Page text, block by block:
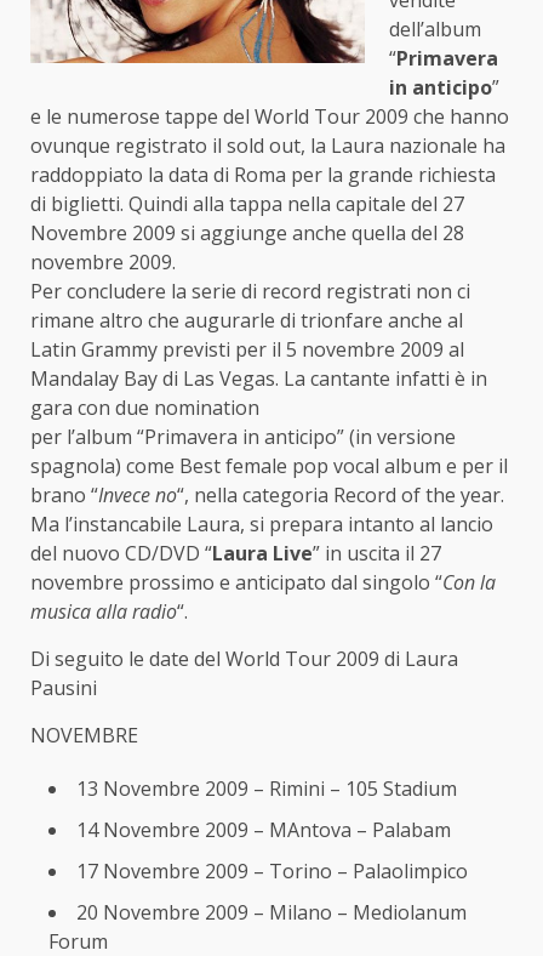
dell’album
“Primavera
in anticipo”
e le numerose tappe del World Tour 2009 che hanno
ovunque registrato il sold out, la Laura nazionale ha
raddoppiato la data di Roma per la grande richiesta
di biglietti. Quindi alla tappa nella capitale del 27
Novembre 2009 si aggiunge anche quella del 28
novembre 2009.
Per concludere la serie di record registrati non ci
rimane altro che augurarle di trionfare anche al
Latin Grammy previsti per il 5 novembre 2009 al
Mandalay Bay di Las Vegas. La cantante infatti è in
gara con due nomination
per l’album “Primavera in anticipo” (in versione
spagnola) come Best female pop vocal album e per il
brano “Invece no“, nella categoria Record of the year.
Ma l’instancabile Laura, si prepara intanto al lancio
del nuovo CD/DVD “Laura Live” in uscita il 27
novembre prossimo e anticipato dal singolo “Con la
musica alla radio“.
Di seguito le date del World Tour 2009 di Laura
Pausini
NOVEMBRE
13 Novembre 2009 – Rimini – 105 Stadium
14 Novembre 2009 – MAntova – Palabam
17 Novembre 2009 – Torino – Palaolimpico
20 Novembre 2009 – Milano – Mediolanum
Forum